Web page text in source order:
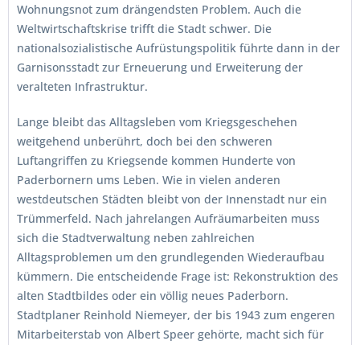
Wohnungsnot zum drängendsten Problem. Auch die
Weltwirtschaftskrise trifft die Stadt schwer. Die
nationalsozialistische Aufrüstungspolitik führte dann in der
Garnisonsstadt zur Erneuerung und Erweiterung der
veralteten Infrastruktur.
Lange bleibt das Alltagsleben vom Kriegsgeschehen
weitgehend unberührt, doch bei den schweren
Luftangriffen zu Kriegsende kommen Hunderte von
Paderbornern ums Leben. Wie in vielen anderen
westdeutschen Städten bleibt von der Innenstadt nur ein
Trümmerfeld. Nach jahrelangen Aufräumarbeiten muss
sich die Stadtverwaltung neben zahlreichen
Alltagsproblemen um den grundlegenden Wiederaufbau
kümmern. Die entscheidende Frage ist: Rekonstruktion des
alten Stadtbildes oder ein völlig neues Paderborn.
Stadtplaner Reinhold Niemeyer, der bis 1943 zum engeren
Mitarbeiterstab von Albert Speer gehörte, macht sich für